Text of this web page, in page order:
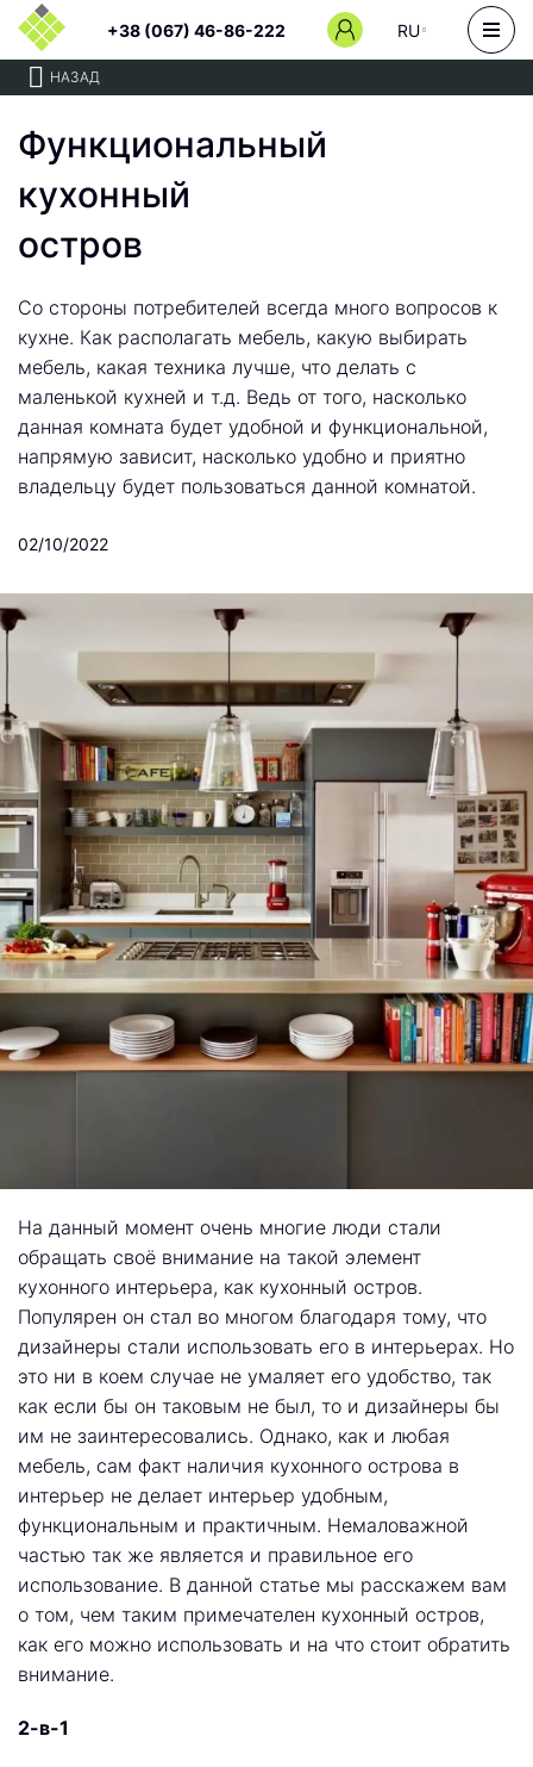
+38 (067) 46-86-222 RU
НАЗАД
Функциональный
кухонный
остров
Со стороны потребителей всегда много вопросов к
кухне. Как располагать мебель, какую выбирать
мебель, какая техника лучше, что делать с
маленькой кухней и т.д. Ведь от того, насколько
данная комната будет удобной и функциональной,
напрямую зависит, насколько удобно и приятно
владельцу будет пользоваться данной комнатой.
02/10/2022
На данный момент очень многие люди стали
обращать своё внимание на такой элемент
кухонного интерьера, как кухонный остров.
Популярен он стал во многом благодаря тому, что
дизайнеры стали использовать его в интерьерах. Но
это ни в коем случае не умаляет его удобство, так
как если бы он таковым не был, то и дизайнеры бы
им не заинтересовались. Однако, как и любая
мебель, сам факт наличия кухонного острова в
интерьер не делает интерьер удобным,
функциональным и практичным. Немаловажной
частью так же является и правильное его
использование. В данной статье мы расскажем вам
о том, чем таким примечателен кухонный остров,
как его можно использовать и на что стоит обратить
внимание.
2-в-1